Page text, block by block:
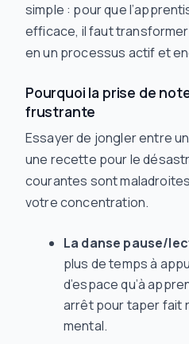
simple : pour que
efficace, il faut
en un processus actif et
Pourquoi la prise de
frustrante
Essayer de jongler entre
une recette pour le
courantes sont
votre concentration.
La danse pause/
plus de temps à
d’espace qu’à
arrêt pour taper fait
mental.